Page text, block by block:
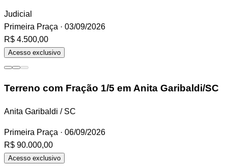
Judicial
Primeira Praça · 03/09/2026
R$ 4.500,00
Acesso exclusivo
Terreno com Fração 1/5 em Anita Garibaldi/SC
Anita Garibaldi / SC
Primeira Praça · 06/09/2026
R$ 90.000,00
Acesso exclusivo